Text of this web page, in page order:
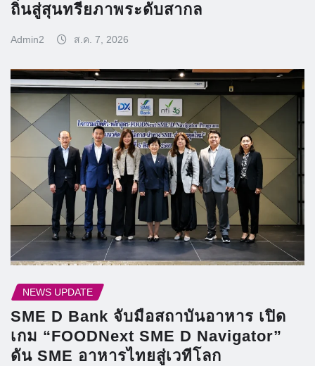
ถิ่นสู่สุนทรียภาพระดับสากล
Admin2 ส.ค. 7, 2026
NEWS UPDATE
SME D Bank จับมือสถาบันอาหาร เปิด
เกม “FOODNext SME D Navigator”
ดัน SME อาหารไทยสู่เวทีโลก